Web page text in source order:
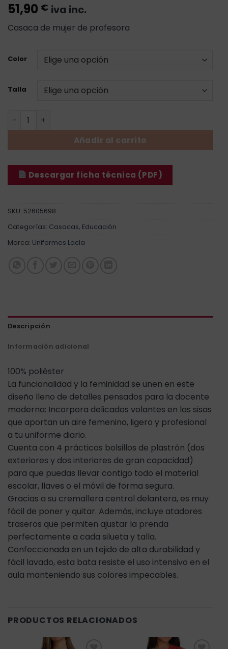
51,90 € iva inc.
Casaca de mujer de profesora
Color
Talla
Casaca Libros cantidad
Añadir al carrito
Descargar ficha técnica (PDF)
SKU: 52605698
Categorías: Casacas, Educación
Marca: Uniformes Lacla
Descripción
Información adicional
100% poliéster
La funcionalidad y la feminidad se unen en este
diseño lleno de detalles pensados para la docente
moderna: Incorpora delicados volantes en las sisas
que aportan un aire femenino, ligero y profesional
a tu uniforme diario.
Cuenta con 4 prácticos bolsillos de plastrón (dos
exteriores y dos interiores de gran capacidad)
para que puedas llevar contigo todo el material
escolar, llaves o el móvil de forma segura.
Gracias a su cremallera central delantera, es muy
fácil de poner y quitar. Además, incluye atadores
traseros que permiten ajustar la prenda
perfectamente a cada silueta y talla.
Confeccionada en un tejido de alta durabilidad y
fácil lavado, esta bata resiste el uso intensivo en el
aula manteniendo sus colores impecables.
PRODUCTOS RELACIONADOS